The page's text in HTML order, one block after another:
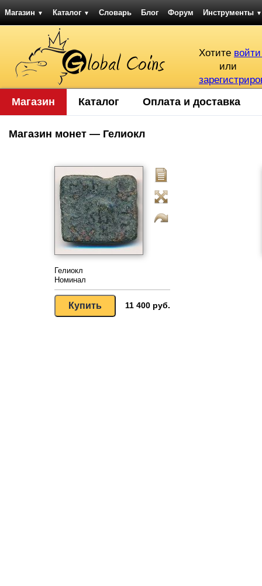
Магазин ▼ Каталог ▼ Словарь Блог Форум Инструменты ▼
Хотите
или
Магазин Каталог Оплата и доставка
Магазин монет — Гелиокл
Гелиокл
Номинал
11 400 руб.